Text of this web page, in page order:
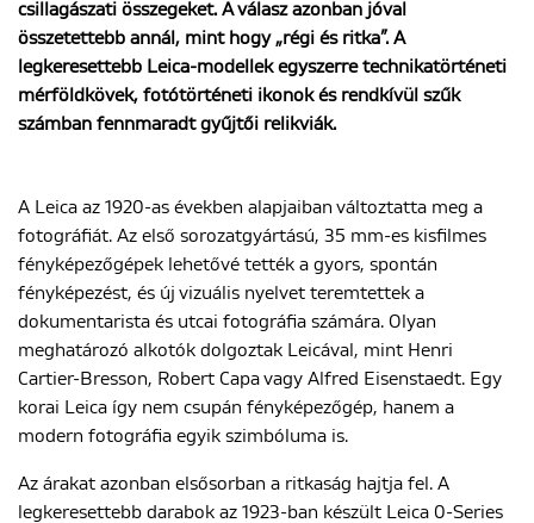
ENGLISH
csillagászati összegeket. A válasz azonban jóval
összetettebb annál, mint hogy „régi és ritka”. A
legkeresettebb Leica-modellek egyszerre technikatörténeti
mérföldkövek, fotótörténeti ikonok és rendkívül szűk
számban fennmaradt gyűjtői relikviák.
A Leica az 1920-as években alapjaiban változtatta meg a
fotográfiát. Az első sorozatgyártású, 35 mm-es kisfilmes
fényképezőgépek lehetővé tették a gyors, spontán
fényképezést, és új vizuális nyelvet teremtettek a
dokumentarista és utcai fotográfia számára. Olyan
meghatározó alkotók dolgoztak Leicával, mint Henri
Cartier-Bresson, Robert Capa vagy Alfred Eisenstaedt. Egy
korai Leica így nem csupán fényképezőgép, hanem a
modern fotográfia egyik szimbóluma is.
Az árakat azonban elsősorban a ritkaság hajtja fel. A
legkeresettebb darabok az 1923-ban készült Leica 0-Series